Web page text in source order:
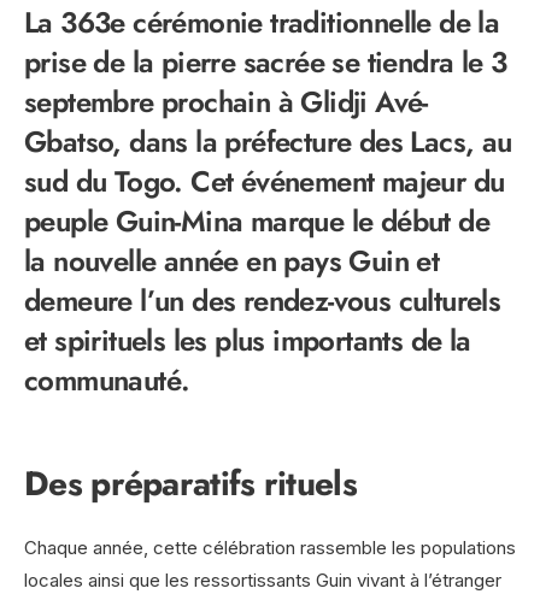
La 363e cérémonie traditionnelle de la
prise de la pierre sacrée se tiendra le 3
septembre prochain à Glidji Avé-
Gbatso, dans la préfecture des Lacs, au
sud du Togo. Cet événement majeur du
peuple Guin-Mina marque le début de
la nouvelle année en pays Guin et
demeure l’un des rendez-vous culturels
et spirituels les plus importants de la
communauté.
Des préparatifs rituels
Chaque année, cette célébration rassemble les populations
locales ainsi que les ressortissants Guin vivant à l’étranger